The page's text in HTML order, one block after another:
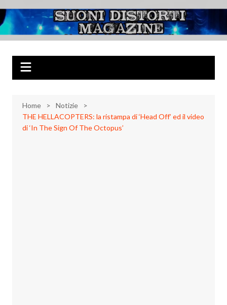
al
contenuto
Suoni Distorti
Magazine
Musica Rock, Metal, Punk e varie sonorità alternative
Home
Notizie
THE HELLACOPTERS: la ristampa di ‘Head Off’ ed il video
di ‘In The Sign Of The Octopus’